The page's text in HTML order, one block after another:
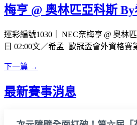
梅亨 @ 奧林匹亞科斯
運彩編號1030｜ NEC奈梅亨 @ 奧林
日 02:00文／希孟 歐冠盃會外資格
下一篇 →
最新賽事消息